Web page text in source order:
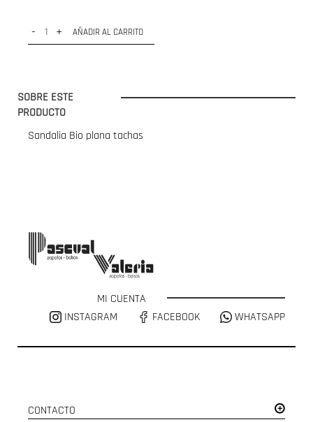
- + AÑADIR AL CARRITO
SOBRE ESTE
PRODUCTO
Sandalia Bio plana tachas
MI CUENTA
INSTAGRAM
FACEBOOK WHATSAPP
CONTACTO